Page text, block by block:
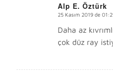
Alp E. Öztürk
s
25 Kasım 2019 de
Daha az
çok düz ray